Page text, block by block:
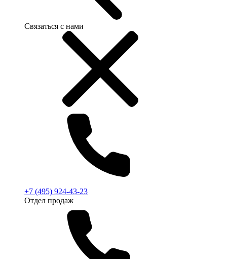
Связаться с нами
+7 (495) 924-43-23
Отдел продаж